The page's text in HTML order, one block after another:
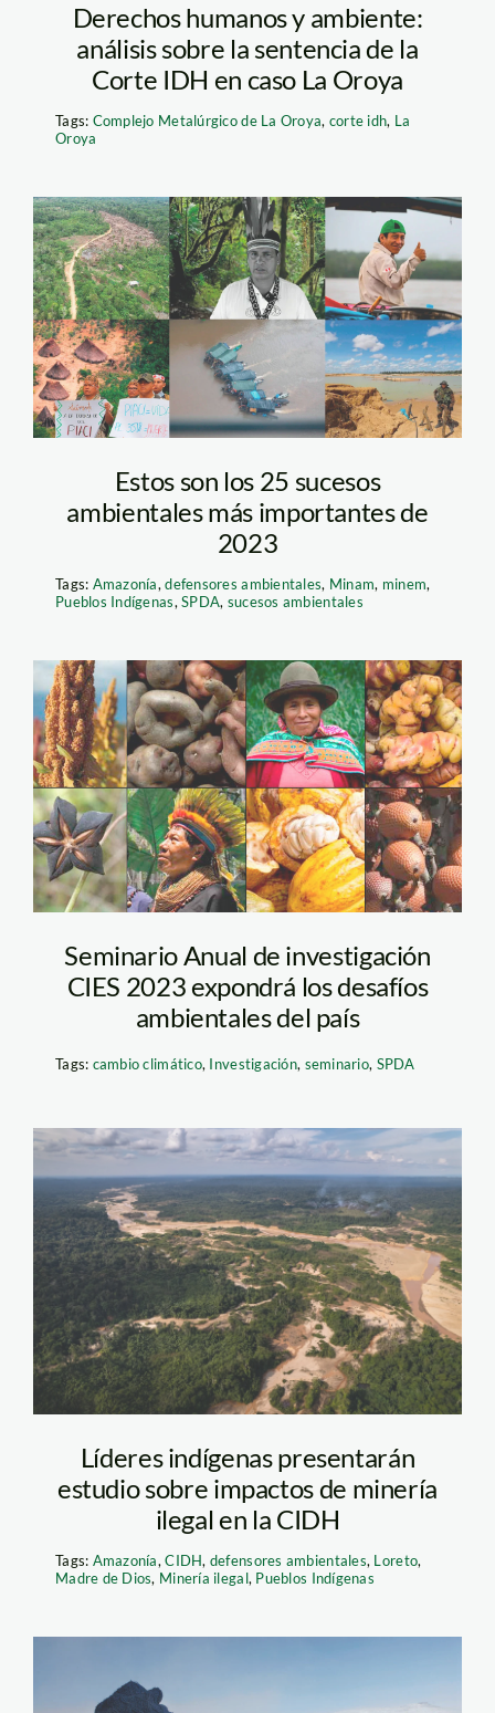
Derechos humanos y ambiente:
análisis sobre la sentencia de la
Corte IDH en caso La Oroya
Tags: Complejo Metalúrgico de La Oroya, corte idh, La
Oroya
sucesos-ambientales-
2023—actualidad-
ambiental
Estos son los 25 sucesos
ambientales más importantes de
2023
Tags: Amazonía,defensores ambientales, Minam, minem,
Pueblos Indígenas,SPDA, sucesos ambientales
agrobiodiversidad—
spda
Seminario Anual de investigación
CIES 2023 expondrá los desafíos
ambientales del país
Tags: cambio climático, Investigación, seminario, SPDA
Amazonia mineria
foto Diego Perez
SPDA
Líderes indígenas presentarán
estudio sobre impactos de minería
ilegal en la CIDH
Tags: Amazonía,CIDH, defensores ambientales, Loreto,
Madre de Dios, Minería ilegal, Pueblos Indígenas